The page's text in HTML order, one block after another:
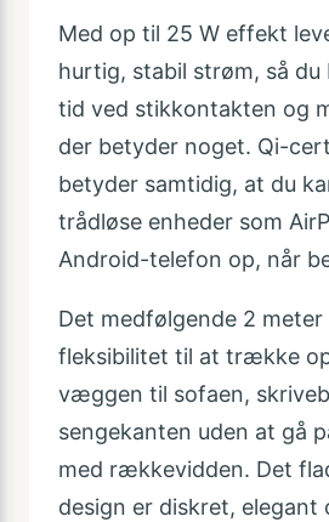
Med op til 25 W effekt
hurtig, stabil strøm, så du
tid ved stikkontakten og
der betyder noget. Qi-
betyder samtidig, at du
trådløse enheder som
Android-telefon op, når
Det medfølgende 2 meter
fleksibilitet til at trække
væggen til sofaen,
sengekanten uden at gå
med rækkevidden. Det
design er diskret, elegant